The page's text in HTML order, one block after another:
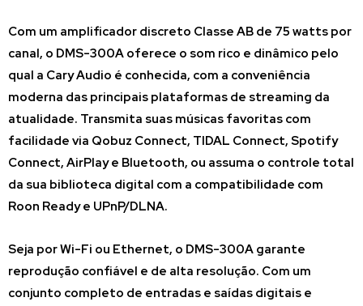
Com um amplificador discreto Classe AB de 75 watts por
canal, o DMS-300A oferece o som rico e dinâmico pelo
qual a Cary Audio é conhecida, com a conveniência
moderna das principais plataformas de streaming da
atualidade. Transmita suas músicas favoritas com
facilidade via Qobuz Connect, TIDAL Connect, Spotify
Connect, AirPlay e Bluetooth, ou assuma o controle total
da sua biblioteca digital com a compatibilidade com
Roon Ready e UPnP/DLNA.
Seja por Wi-Fi ou Ethernet, o DMS-300A garante
reprodução confiável e de alta resolução. Com um
conjunto completo de entradas e saídas digitais e